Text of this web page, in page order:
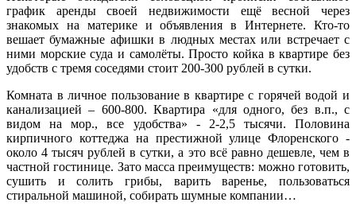
график аренды своей недвижимости ещё весной через
знакомых на материке и объявления в Интернете. Кто-то
вешает бумажные афишки в людных местах или встречает с
ними морские суда и самолёты. Просто койка в квартире без
удобств с тремя соседями стоит 200-300 рублей в сутки.
Комната в личное пользование в квартире с горячей водой и
канализацией – 600-800. Квартира «для одного, без в.п., с
видом на мор., все удобства» - 2-2,5 тысячи. Половина
кирпичного коттеджа на престижной улице Флоренского -
около 4 тысяч рублей в сутки, а это всё равно дешевле, чем в
частной гостинице. Зато масса преимуществ: можно готовить,
сушить и солить грибы, варить варенье, пользоваться
стиральной машиной, собирать шумные компании…